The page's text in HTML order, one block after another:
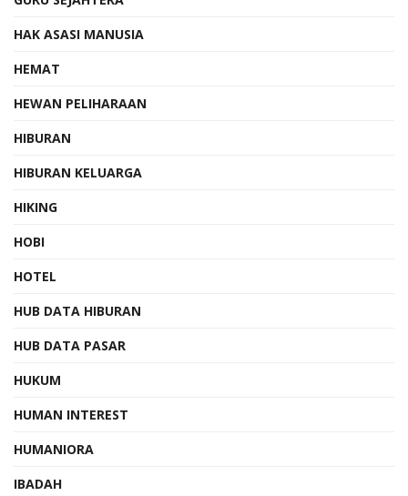
HAK ASASI MANUSIA
HEMAT
HEWAN PELIHARAAN
HIBURAN
HIBURAN KELUARGA
HIKING
HOBI
HOTEL
HUB DATA HIBURAN
HUB DATA PASAR
HUKUM
HUMAN INTEREST
HUMANIORA
IBADAH